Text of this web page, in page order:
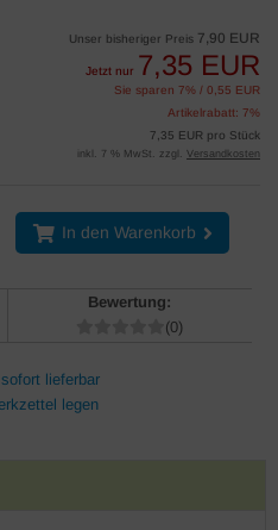
Unser bisheriger Preis 7,90 EUR
Jetzt nur 7,35 EUR
Sie sparen 7% / 0,55 EUR
Artikelrabatt: 7%
7,35 EUR pro Stück
inkl. 7 % MwSt. zzgl. Versandkosten
In den Warenkorb
Bewertung:
(0)
sofort lieferbar